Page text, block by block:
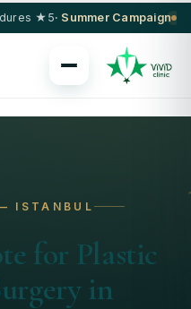
Summer Campaign ·
ISTANBUL
for Plastic
in